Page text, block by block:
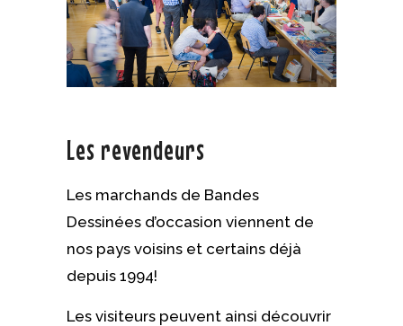
Les revendeurs
Les marchands de Bandes
Dessinées d’occasion viennent de
nos pays voisins et certains déjà
depuis 1994!
Les visiteurs peuvent ainsi découvrir